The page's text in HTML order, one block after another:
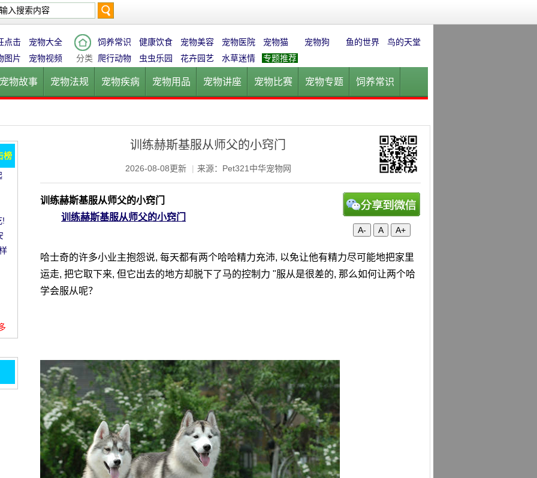
索
点击
宠物大全
图片
宠物视频 分类
饲养常识 健康饮食 宠物美容 宠物医院 宠物猫 宠物狗 鱼的世界
鸟的天堂
爬行动物
虫虫乐园 花卉园艺 水草迷情 专题推荐
宠物故事 宠物法规 宠物疾病 宠物用品 宠物讲座 宠物比赛 宠物专题 饲养常识
训练赫斯基服从师父的小窍门
2026-08-08更新 | 来源：Pet321中华宠物网
A- A A+
训练赫斯基服从师父的小窍门
训练赫斯基服从师父的小窍门
哈士奇的许多小业主抱怨说, 每天都有两个哈哈精力充沛, 以免让他有精力尽可能地把家里
运走, 把它取下来, 但它出去的地方却脱下了马的控制力 "服从是很差的, 那么如何让两个哈
学会服从呢？
榜
!